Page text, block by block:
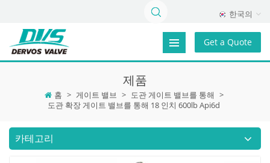
한국의
Get a Quote
제품
홈 > 게이트 밸브 > 도관 게이트 밸브를 통해 >
도관 확장 게이트 밸브를 통해 18 인치 600lb Api6d
카테고리